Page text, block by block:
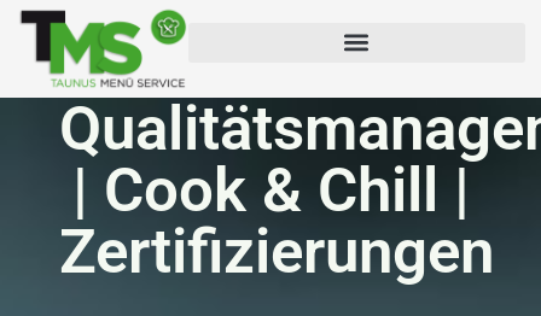
| Cook & Chill |
Zertifizierungen